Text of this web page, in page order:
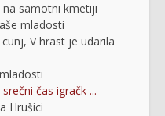
na samotni kmetiji
mladosti
V hrast je udarila
čas igračk ...
Hrušici